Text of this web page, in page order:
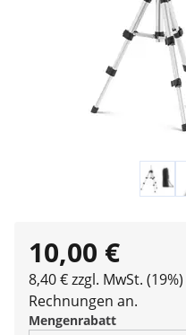
10,00 €
8,40 € zzgl. MwSt. (19%)
Rechnungen an.
Mengenrabatt